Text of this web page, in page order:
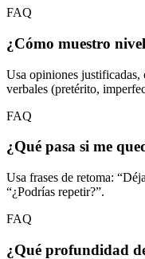
FAQ
¿Cómo muestro
Usa opiniones
verbales (pretérito,
FAQ
¿Qué pasa si me
Usa frases de retoma:
“¿Podrías repetir?”.
FAQ
¿Qué profundidad